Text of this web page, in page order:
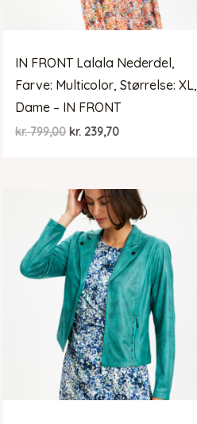
IN FRONT Lalala Nederdel,
Farve: Multicolor, Størrelse: XL,
Dame – IN FRONT
kr.799,00 Den
kr. 799,00.
kr. 239,70Den
kr. 239,70.